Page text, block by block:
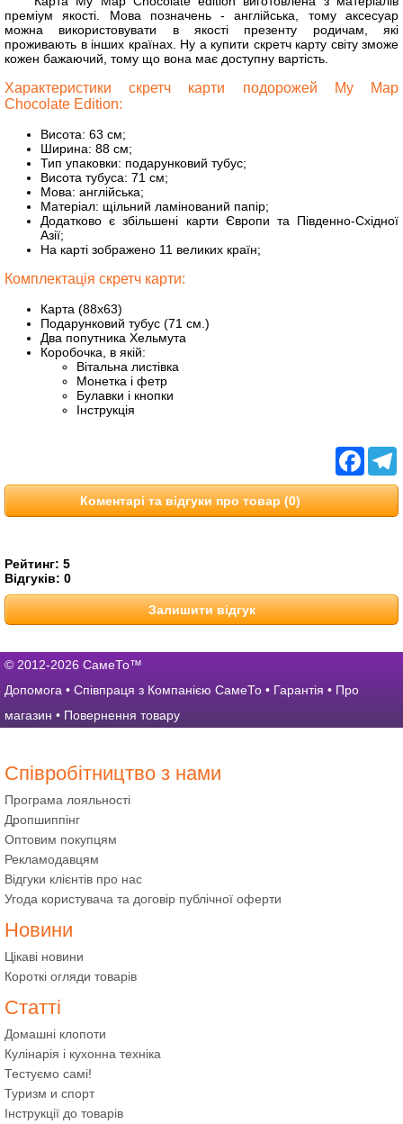
преміум якості. Мова позначень - англійська, тому аксесуар
можна використовувати в якості презенту родичам, які
проживають в інших країнах. Ну а купити скретч карту світу зможе
кожен бажаючий, тому що вона має доступну вартість.
Характеристики скретч карти подорожей My Map
Chocolate Edition:
Висота: 63 см;
Ширина: 88 см;
Тип упаковки: подарунковий тубус;
Висота тубуса: 71 см;
Мова: англійська;
Матеріал: щільний ламінований папір;
Додатково є збільшені карти Європи та Південно-Східної
Азії;
На карті зображено 11 великих країн;
Комплектація скретч карти:
Карта (88х63)
Подарунковий тубус (71 см.)
Два попутника Хельмута
Коробочка, в якій:
Вітальна листівка
Монетка і фетр
Булавки і кнопки
Інструкція
Коментарі та відгуки про товар (0)
Рейтинг: 5
Відгуків: 0
Залишити відгук
© 2012-2026 СамеТо™
Допомога • Співпраця з Компанією СамеТо • Гарантія • Про
магазин • Повернення товару
Співробітництво з нами
Програма лояльності
Дропшиппінг
Оптовим покупцям
Рекламодавцям
Відгуки клієнтів про нас
Угода користувача та договір публічної оферти
Новини
Цікаві новини
Короткі огляди товарів
Статті
Домашні клопоти
Кулінарія і кухонна техніка
Тестуємо самі!
Туризм и спорт
Інструкції до товарів